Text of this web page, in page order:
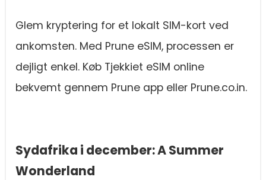
Glem kryptering for et lokalt SIM-kort ved
ankomsten. Med Prune eSIM, processen er
dejligt enkel. Køb Tjekkiet eSIM online
bekvemt gennem Prune app eller Prune.co.in.
Sydafrika i december: A Summer
Wonderland